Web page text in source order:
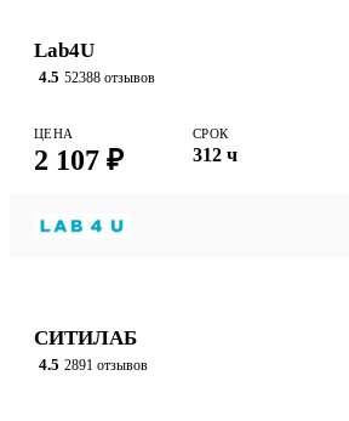
Lab4U
4.5 52388 отзывов
ЦЕНА
2 107 ₽
СРОК
312 ч
СИТИЛАБ
4.5 2891 отзывов